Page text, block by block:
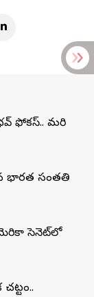
ఫోకస్.. మరి
భారత సంతతి
సెనెట్‌లో